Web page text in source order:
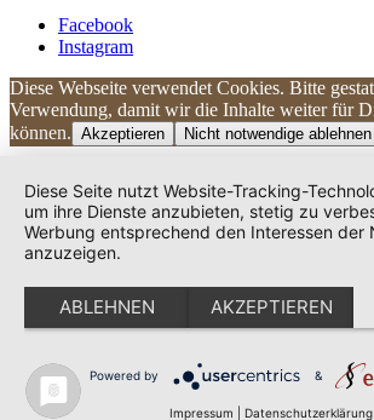
Facebook
Instagram
Diese Webseite verwendet Cookies. Bitte
Verwendung, damit wir die Inhalte weiter für
können. Akzeptieren Nicht notwendige ablehnen
Diese Seite nutzt Website-Tracking-
um ihre Dienste anzubieten, stetig zu
Werbung entsprechend den Interessen der
anzuzeigen.
ABLEHNEN AKZEPTIEREN
Powered by &
Impressum Datenschutzerklärung
SEHR GUT
4,83 / 5,00
38
Bewertungen von 2
Blick aufs